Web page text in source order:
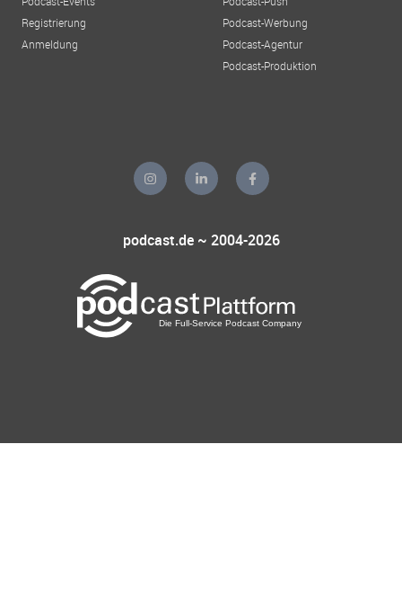
Registrierung
Anmeldung
Podcast-Werbung
Podcast-Agentur
Podcast-Produktion
podcast.de ~ 2004-2026